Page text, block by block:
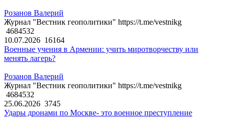
Розанов Валерий
Журнал "Вестник геополитики" https://t.me/vestnikg
4684532
10.07.2026 16164
Военные учения в Армении: учить миротворчеству или
менять лагерь?
Розанов Валерий
Журнал "Вестник геополитики" https://t.me/vestnikg
4684532
25.06.2026 3745
Удары дронами по Москве- это военное преступление